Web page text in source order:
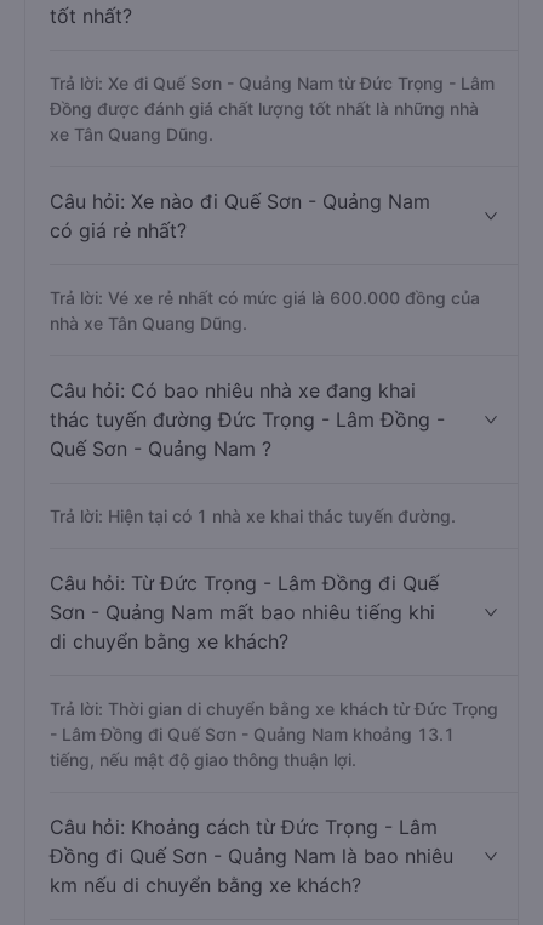
tốt nhất?
Trả lời: Xe đi Quế Sơn - Quảng Nam từ Đức Trọng - Lâm
Đồng được đánh giá chất lượng tốt nhất là những nhà
xe Tân Quang Dũng.
Câu hỏi: Xe nào đi Quế Sơn - Quảng Nam
có giá rẻ nhất?
Trả lời: Vé xe rẻ nhất có mức giá là 600.000 đồng của
nhà xe Tân Quang Dũng.
Câu hỏi: Có bao nhiêu nhà xe đang khai
thác tuyến đường Đức Trọng - Lâm Đồng -
Quế Sơn - Quảng Nam ?
Trả lời: Hiện tại có 1 nhà xe khai thác tuyến đường.
Câu hỏi: Từ Đức Trọng - Lâm Đồng đi Quế
Sơn - Quảng Nam mất bao nhiêu tiếng khi
di chuyển bằng xe khách?
Trả lời: Thời gian di chuyển bằng xe khách từ Đức Trọng
- Lâm Đồng đi Quế Sơn - Quảng Nam khoảng 13.1
tiếng, nếu mật độ giao thông thuận lợi.
Câu hỏi: Khoảng cách từ Đức Trọng - Lâm
Đồng đi Quế Sơn - Quảng Nam là bao nhiêu
km nếu di chuyển bằng xe khách?